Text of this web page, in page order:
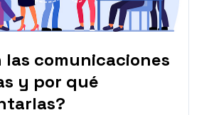
las comunicaciones
y por qué